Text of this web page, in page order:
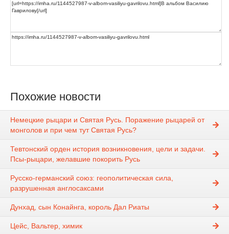
Похожие новости
Немецкие рыцари и Святая Русь. Поражение рыцарей от
монголов и при чем тут Святая Русь?
Тевтонский орден история возникновения, цели и задачи.
Псы-рыцари, желавшие покорить Русь
Русско-германский союз: геополитическая сила,
разрушенная англосаксами
Дунхад, сын Конайнга, король Дал Риаты
Цейс, Вальтер, химик